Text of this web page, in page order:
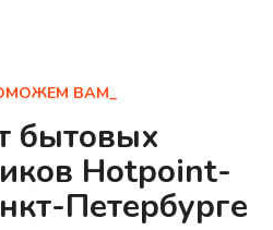
ВАМ_
бытовых
Hotpoint-
Петербурге